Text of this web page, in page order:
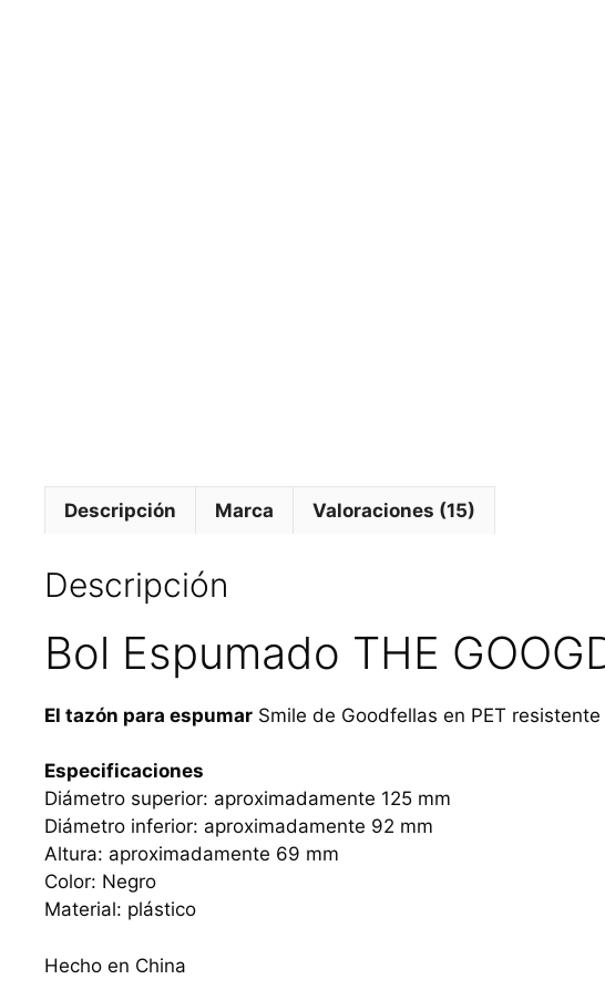
Descripción Marca Valoraciones (15)
Descripción
Bol Espumado THE
El tazón para espumar Smile de Goodfellas en PET
Especificaciones
Diámetro superior: aproximadamente 125 mm
Diámetro inferior: aproximadamente 92 mm
Altura: aproximadamente 69 mm
Color: Negro
Material: plástico
Hecho en China